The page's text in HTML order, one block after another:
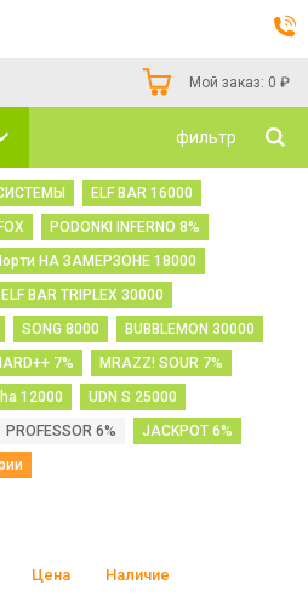
Мой заказ: 0 ₽
фильтр
ELF BAR 16000
PODONKI INFERNO 8%
НА ЗАМЕРЗОНЕ 18000
ELF BAR TRIPLEX 30000
SONG 8000
BUBBLEMON 30000
7%
MRAZZ! SOUR 7%
12000
UDN S 25000
PROFESSOR 6%
JACKPOT 6%
Цена Наличие